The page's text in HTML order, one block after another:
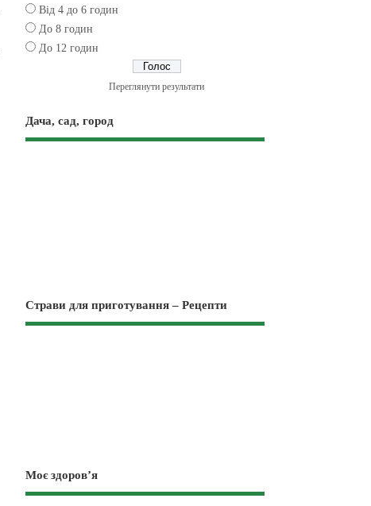
Від 4 до 6 годин
До 8 годин
До 12 годин
Переглянути результати
Дача, сад, город
Страви для приготування – Рецепти
Моє здоров’я